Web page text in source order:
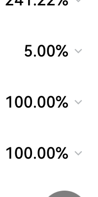
5.00%
100.00%
100.00%